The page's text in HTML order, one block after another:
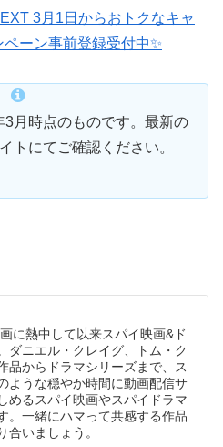
3月1日からおトクなキャ
ーン事前登録受付中✨
月時点のものです。最新の
トにてご確認ください。
に熱中して以来スパイ映画&ド
ダニエル・クレイグ、トム・ク
品からドラマシリーズまで、ス
ような穏やか時間に動画配信サ
めるスパイ映画やスパイドラマ
。一緒にハマって共感する作品
合いましょう。